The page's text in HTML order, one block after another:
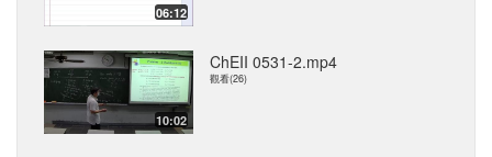
06:12
10:02
ChEII 0531-2.mp4
觀看(26)